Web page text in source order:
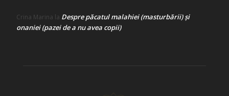
Crina Marina la Despre păcatul malahiei (masturbării) şi
onaniei (pazei de a nu avea copii)